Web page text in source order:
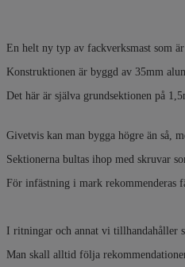
En helt ny typ av fackverksmast som
Konstruktionen är byggd av 35mm
Det här är själva grundsektionen på
Givetvis kan man bygga högre än så,
Sektionerna bultas ihop med skruvar
För infästning i mark rekommenderas
I ritningar och annat vi tillhandahåller
Man skall alltid följa